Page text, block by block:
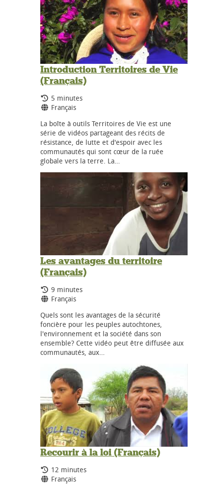
Introduction Territoires de Vie
(Français)
Durée:
5 minutes
Langues:
Français
La boîte à outils Territoires de Vie est une
série de vidéos partageant des récits de
résistance, de lutte et d'espoir avec les
communautés qui sont cœur de la ruée
globale vers la terre. La…
Les avantages du territoire
(Français)
Durée:
9 minutes
Langues:
Français
Quels sont les avantages de la sécurité
foncière pour les peuples autochtones,
l'environnement et la société dans son
ensemble? Cette vidéo peut être diffusée aux
communautés, aux…
Recourir à la loi (Français)
Durée:
12 minutes
Langues:
Français